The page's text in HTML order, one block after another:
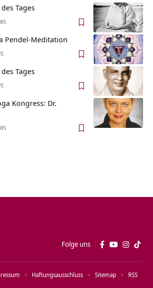
Tages
Pendel-Meditation
Tages
Kongress: Dr.
Folge uns
Haftungsausschluss Sitemap RSS